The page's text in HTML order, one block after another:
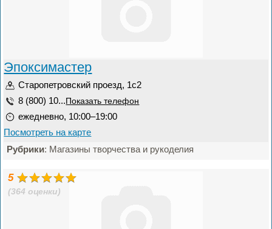
Эпоксимастер
Старопетровский проезд, 1с2
8 (800) 10... Показать телефон
ежедневно, 10:00–19:00
Посмотреть на карте
Рубрики: Магазины творчества и рукоделия
5
(364 оценки)